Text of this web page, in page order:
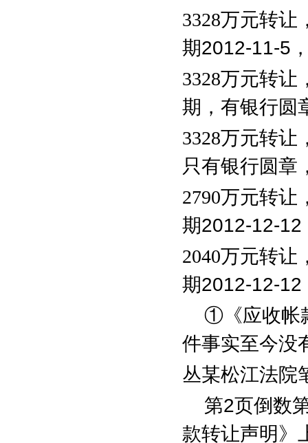
3328万元转让
期2012-11-5
3328万元转让
期，有银行圆
3328万元转让
只有银行圆章
2790万元转让
期2012-12-12
2040万元转让
期2012-12-12
①《应收帐
件事实至今没
丛某松江法院
第2页倒数
款转让声明》